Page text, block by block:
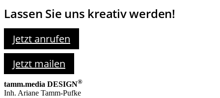
Lassen Sie uns kreativ werden!
Jetzt anrufen
Jetzt mailen
tamm.media DESIGN®
Inh. Ariane Tamm-Pufke